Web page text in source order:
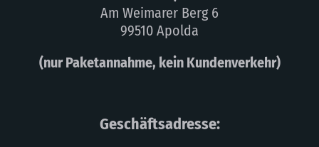
Geschäftsadresse:
Am Weimarer Berg 6
99510 Apolda
(nur Paketannahme, kein Kundenverkehr)